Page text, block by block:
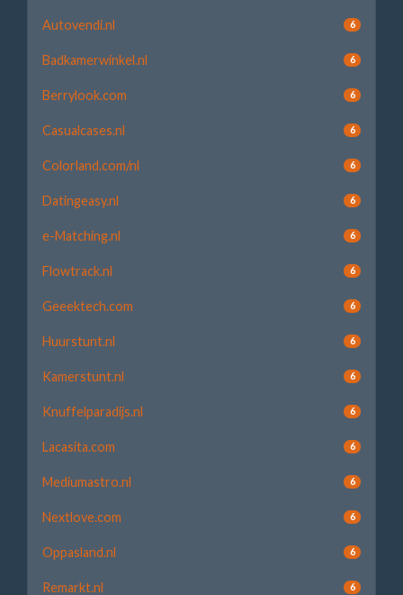
Autovendi.nl 6
Badkamerwinkel.nl 6
Berrylook.com 6
Casualcases.nl 6
Colorland.com/nl 6
Datingeasy.nl 6
e-Matching.nl 6
Flowtrack.nl 6
Geeektech.com 6
Huurstunt.nl 6
Kamerstunt.nl 6
Knuffelparadijs.nl 6
Lacasita.com 6
Mediumastro.nl 6
Nextlove.com 6
Oppasland.nl 6
Remarkt.nl 6